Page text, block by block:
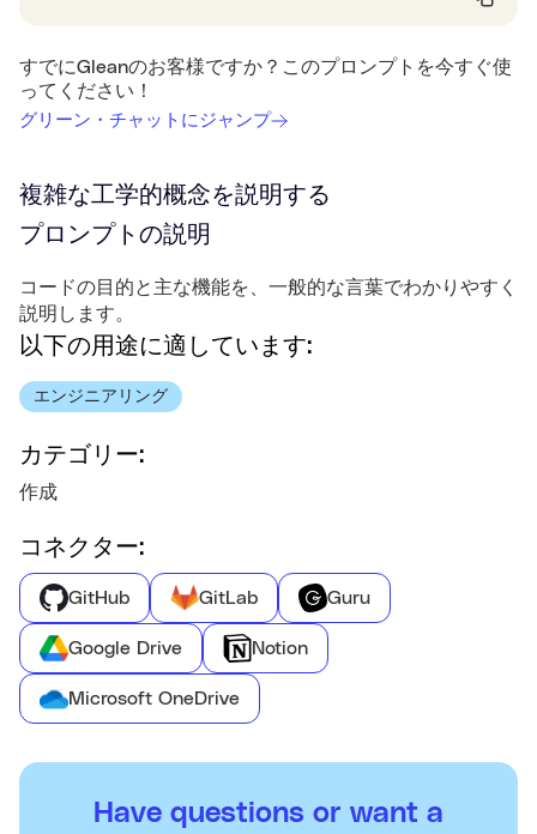
すでにGleanのお客様ですか？このプロンプトを今すぐ使
ってください！
グリーン・チャットにジャンプ
複雑な工学的概念を説明する
プロンプトの説明
コードの目的と主な機能を、一般的な言葉でわかりやすく
説明します。
以下の用途に適しています:
エンジニアリング
カテゴリー:
作成
コネクター:
GitHub GitLab Guru
Google Drive Notion
Microsoft OneDrive
Have questions or want a